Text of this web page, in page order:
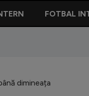
FOTBAL
dimineața